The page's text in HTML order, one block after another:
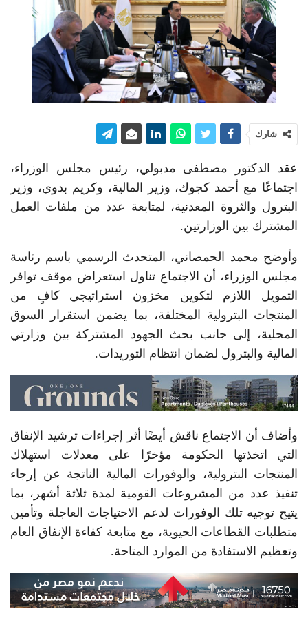
شارك
عقد الدكتور مصطفى مدبولي، رئيس مجلس الوزراء،
اجتماعًا مع أحمد كجوك، وزير المالية، وكريم بدوي، وزير
البترول والثروة المعدنية، لمتابعة عدد من ملفات العمل
المشترك بين الوزارتين.
وأوضح محمد الحمصاني، المتحدث الرسمي باسم رئاسة
مجلس الوزراء، أن الاجتماع تناول استعراض موقف توافر
التمويل اللازم لتكوين مخزون استراتيجي كافٍ من
المنتجات البترولية المختلفة، بما يضمن استقرار السوق
المحلية، إلى جانب بحث الجهود المشتركة بين وزارتي
المالية والبترول لضمان انتظام التوريدات.
وأضاف أن الاجتماع ناقش أيضًا أثر إجراءات ترشيد الإنفاق
التي اتخذتها الحكومة مؤخرًا على معدلات استهلاك
المنتجات البترولية، والوفورات المالية الناتجة عن إرجاء
تنفيذ عدد من المشروعات القومية لمدة ثلاثة أشهر، بما
يتيح توجيه تلك الوفورات لدعم الاحتياجات العاجلة وتأمين
متطلبات القطاعات الحيوية، مع متابعة كفاءة الإنفاق العام
وتعظيم الاستفادة من الموارد المتاحة.